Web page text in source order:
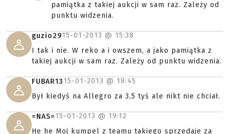
pamiątka z takiej aukcji w sam raz. Zależy od
punktu widzenia.
guzio2915-01-2013 @ 15:38
I tak i nie. W reko a i owszem, a jako pamiątka z
takiej aukcji w sam raz. Zależy od punktu widzenia.
FUBAR1315-01-2013 @ 18:45
Był kiedyś na Allegro za 3,5 tyś ale nikt nie chciał.
=NAS=15-01-2013 @ 19:12
He he Moj kumpel z teamu takiego sprzedaje za